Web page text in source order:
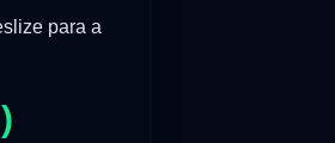
para a